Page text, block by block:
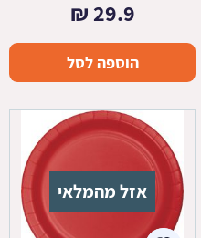
29.9
₪
הוספה לסל
אזל מהמלאי